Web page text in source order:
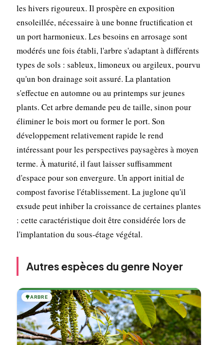
les hivers rigoureux. Il prospère en exposition
ensoleillée, nécessaire à une bonne fructification et
un port harmonieux. Les besoins en arrosage sont
modérés une fois établi, l'arbre s'adaptant à différents
types de sols : sableux, limoneux ou argileux, pourvu
qu'un bon drainage soit assuré. La plantation
s'effectue en automne ou au printemps sur jeunes
plants. Cet arbre demande peu de taille, sinon pour
éliminer le bois mort ou former le port. Son
développement relativement rapide le rend
intéressant pour les perspectives paysagères à moyen
terme. À maturité, il faut laisser suffisamment
d'espace pour son envergure. Un apport initial de
compost favorise l'établissement. La juglone qu'il
exsude peut inhiber la croissance de certaines plantes
: cette caractéristique doit être considérée lors de
l'implantation du sous-étage végétal.
Autres espèces du genre Noyer
🌳ARBRE